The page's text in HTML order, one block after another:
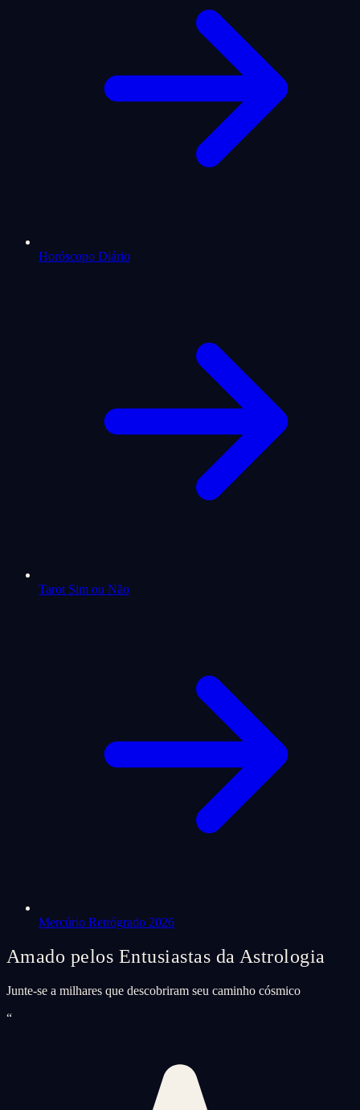
Horóscopo Diário
Tarot Sim ou Não
Mercúrio Retrógrado 2026
Amado pelos Entusiastas da Astrologia
Junte-se a milhares que descobriram seu caminho cósmico
“